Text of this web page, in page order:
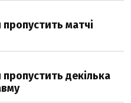
пропустить матчі
пропустить декілька